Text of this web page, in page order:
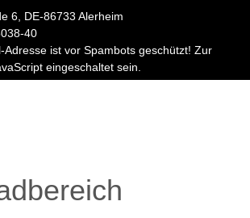
6, DE-86733 Alerheim
40
Adresse ist vor Spambots geschützt! Zur
eingeschaltet sein.